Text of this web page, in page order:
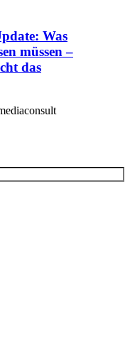
Was
müssen –
das